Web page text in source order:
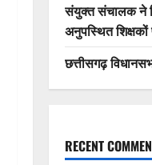
संयुक्त संचालक ने
अनुपस्थित शिक्षकों
छत्तीसगढ़
RECENT